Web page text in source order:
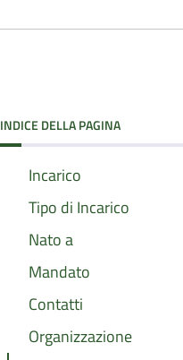
INDICE DELLA PAGINA
Incarico
Tipo di Incarico
Nato a
Mandato
Contatti
Organizzazione